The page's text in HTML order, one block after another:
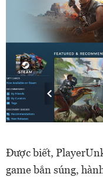
Được biết,
game bắn súng,